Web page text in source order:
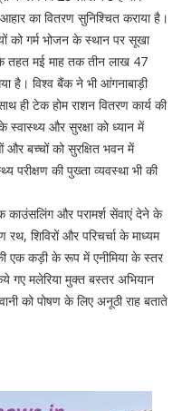
का वितरण सुनिश्चित कराया है।
को गर्म भोजन के स्थान पर सूखा
तहत मई माह तक तीन लाख 47
है। विश्व बैंक ने भी आंगनाबाड़ी
ही टेक होम राशन वितरण कार्य की
और सुरक्षा को ध्यान में
और बच्चों को सुरक्षित भवन में
की पुख्ता व्यवस्था भी की
काउंसलिंग और परामर्श सेंवाएं देने के
रथ, शिविरों और परिचर्चा के माध्यम
एक कड़ी के रूप में एनीमिया के स्तर
गए मलेरिया मुक्त बस्तर अभियान
को पोषण के लिए अनूठी राह बताते